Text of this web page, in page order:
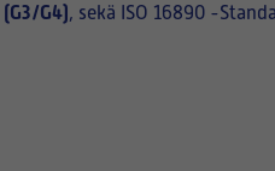
(G3/G4), sekä ISO 16890 -